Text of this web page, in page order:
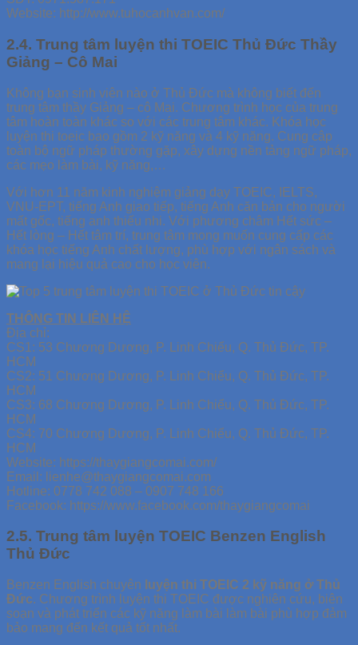
Website: http://www.tuhocanhvan.com/
2.4. Trung tâm luyện thi TOEIC Thủ Đức Thầy
Giảng – Cô Mai
Không bạn sinh viên nào ở Thủ Đức mà không biết đến
trung tâm thầy Giảng – cô Mai. Chương trình học của trung
tâm hoàn toàn khác so với các trung tâm khác. Khóa học
luyện thi toeic bao gồm 2 kỹ năng và 4 kỹ năng. Cung câp
toàn bộ ngữ pháp thường gặp, xây dựng nền tảng ngữ pháp,
các mẹo làm bài, kỹ năng,…
Với hơn 11 năm kinh nghiệm giảng dạy TOEIC, IELTS,
VNU-EPT, tiếng Anh giao tiếp, tiếng Anh căn bản cho người
mất gốc, tiếng anh thiếu nhi. Với phương châm Hết sức –
Hết lòng – Hết tâm trí, trung tâm mong muốn cung cấp các
khóa học tiếng Anh chất lượng, phù hợp với ngân sách và
mang lại hiệu quả cao cho học viên.
THÔNG TIN LIÊN HỆ
Địa chỉ:
CS1: 53 Chương Dương, P. Linh Chiểu, Q. Thủ Đức, TP.
HCM
CS2: 51 Chương Dương, P. Linh Chiểu, Q. Thủ Đức, TP.
HCM
CS3: 68 Chương Dương, P. Linh Chiểu, Q. Thủ Đức, TP.
HCM
CS4: 70 Chương Dương, P. Linh Chiểu, Q. Thủ Đức, TP.
HCM
Website: https://thaygiangcomai.com/
Email: lienhe@thaygiangcomai.com
Hotline: 0778 742 088 – 0907 748 166
Facebook: https://www.facebook.com/thaygiangcomai
2.5. Trung tâm luyện TOEIC Benzen English
Thủ Đức
Benzen English chuyên luyện thi TOEIC 2 kỹ năng ở Thủ
Đức. Chương trình luyện thi TOEIC được nghiên cứu, biên
soạn và phát triển các kỹ năng làm bài làm bài phù hợp đảm
bảo mang đến kết quả tốt nhất.